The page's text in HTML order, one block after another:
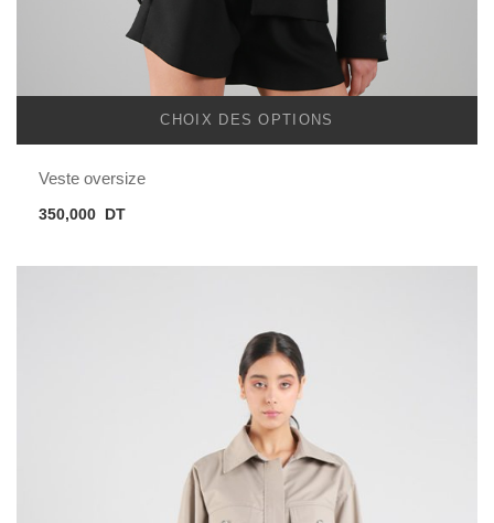
CHOIX DES OPTIONS
Veste oversize
350,000 DT